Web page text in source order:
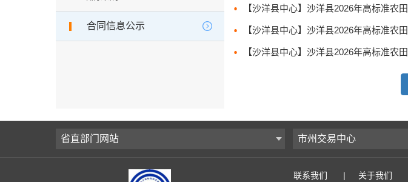
合同信息公示
省直部门网站 市州交易中心
联系我们 | 关于我们